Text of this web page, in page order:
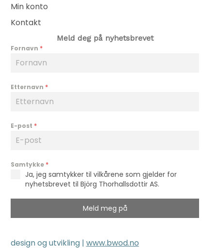
Min konto
Kontakt
Meld deg på nyhetsbrevet
Fornavn *
Etternavn *
E-post *
Samtykke *
Ja, jeg samtykker til vilkårene som gjelder for
nyhetsbrevet til Björg Thorhallsdottir AS.
Meld meg på
design og utvikling | www.bwod.no